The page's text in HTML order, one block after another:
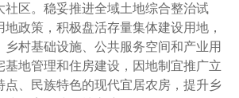
社区。稳妥推进全域土地综合整治试
政策，积极盘活存量集体建设用地，
村基础设施、公共服务空间和产业用
基地管理和住房建设，因地制宜推广立
点、民族特色的现代宜居农房，提升乡